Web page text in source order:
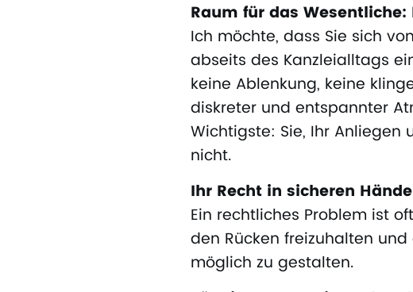
Raum für das Wesentliche:
Ich möchte, dass Sie sich
abseits des Kanzleialltags
keine Ablenkung, keine
diskreter und entspannter
Wichtigste: Sie, Ihr
nicht.
Ihr Recht in sicheren
Ein rechtliches Problem ist
den Rücken freizuhalten
möglich zu gestalten.